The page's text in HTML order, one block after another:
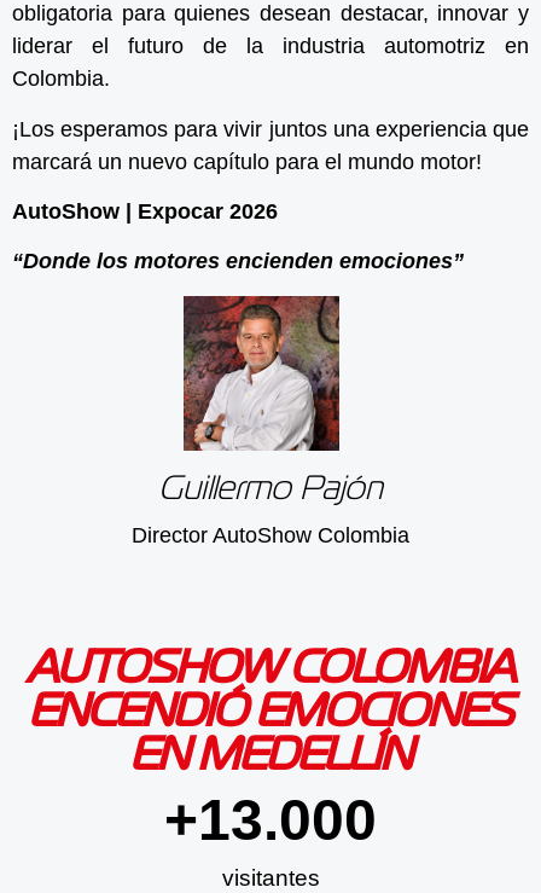
obligatoria para quienes desean destacar, innovar y
liderar el futuro de la industria automotriz en
Colombia.
¡Los esperamos para vivir juntos una experiencia que
marcará un nuevo capítulo para el mundo motor!
AutoShow | Expocar 2026
“Donde los motores encienden emociones”
Guillermo Pajón
Director AutoShow Colombia
AUTOSHOW COLOMBIA
ENCENDIÓ EMOCIONES
EN MEDELLÍN
visitantes
+13.000